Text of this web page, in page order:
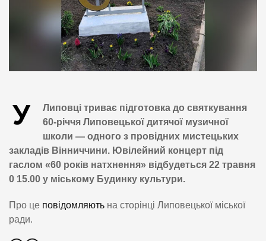
У
Липовці триває підготовка до святкування
60-річчя Липовецької дитячої музичної
школи — одного з провідних мистецьких
закладів Вінниччини. Ювілейний концерт під
гаслом «60 років натхнення» відбудеться 22 травня
0 15.00 у міському Будинку культури.
Про це повідомляють на сторінці Липовецької міської
ради.